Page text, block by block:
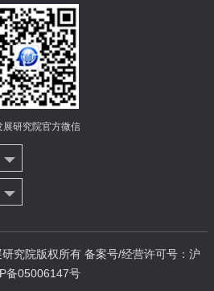
展研究院官方微信
究院版权所有 备案号/经营许可号：沪
备05006147号